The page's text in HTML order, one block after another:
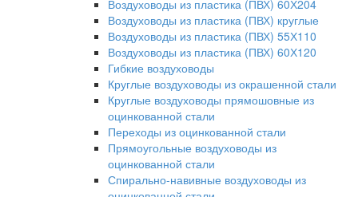
Воздуховоды из пластика (ПВХ) 60Х204
Воздуховоды из пластика (ПВХ) круглые
Воздуховоды из пластика (ПВХ) 55Х110
Воздуховоды из пластика (ПВХ) 60Х120
Гибкие воздуховоды
Круглые воздуховоды из окрашенной стали
Круглые воздуховоды прямошовные из
оцинкованной стали
Переходы из оцинкованной стали
Прямоугольные воздуховоды из
оцинкованной стали
Спирально-навивные воздуховоды из